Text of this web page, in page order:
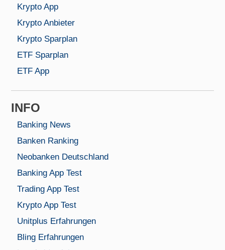
Krypto App
Krypto Anbieter
Krypto Sparplan
ETF Sparplan
ETF App
INFO
Banking News
Banken Ranking
Neobanken Deutschland
Banking App Test
Trading App Test
Krypto App Test
Unitplus Erfahrungen
Bling Erfahrungen